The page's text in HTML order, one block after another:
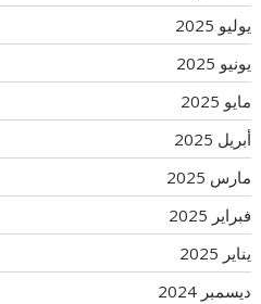
يوليو 2025
يونيو 2025
مايو 2025
أبريل 2025
مارس 2025
فبراير 2025
يناير 2025
ديسمبر 2024